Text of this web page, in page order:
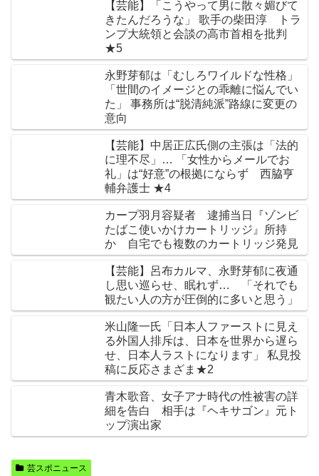
【芸能】「こうやって男に散々媚びて
きたんだろうな」 歌手の柴田淳 トラ
ンプ大統領と会談の高市首相を批判
★5
永野芽郁は「むしろワイルドな性格」
「世間のイメージとの乖離に悩んでい
た」 事務所は“脱清純派”路線に変更の
意向
【芸能】中居正広氏側の主張は「法的
に理不尽」… 「女性からメールでお
礼」は“好意”の根拠にならず 西脇亨
輔弁護士 ★4
カープ羽月容疑者 逮捕当日『ゾンビ
たばこ使いかけカートリッジ』所持
か 自宅でも複数のカートリッジ発見
【芸能】呂布カルマ、永野芽郁に夜通
し思い巡らせ、眠れず… 「それでも
観たい人の方が圧倒的に多いと思う」
米山隆一氏「日本人ファーストに見え
る外国人排斥は、日本を世界から遅ら
せ、日本人ラストになります」 私見投
稿に反応さまざま★2
青木歌音、女子アナ時代の性被害の詳
細を告白 相手は『ヘキサゴン』元ト
ップ演出家
芸スポニュース